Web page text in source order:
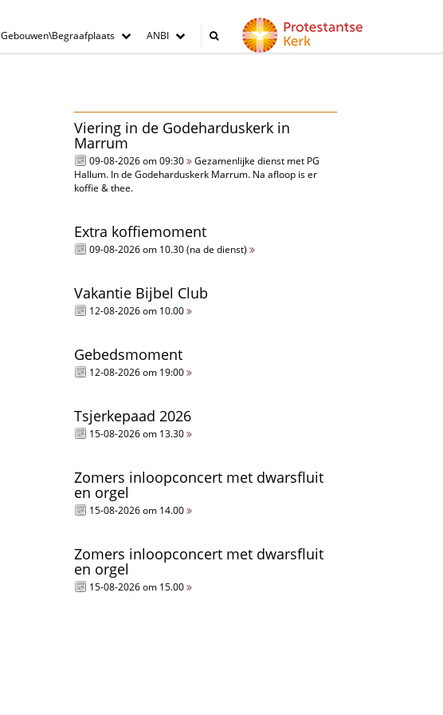
Gebouwen\Begraafplaats ANBI
Viering in de Godeharduskerk in
Marrum
09-08-2026 om 09:30 Gezamenlijke dienst met PG
Hallum. In de Godeharduskerk Marrum. Na afloop is er
koffie & thee.
Extra koffiemoment
09-08-2026 om 10.30 (na de dienst)
Vakantie Bijbel Club
12-08-2026 om 10.00
Gebedsmoment
12-08-2026 om 19:00
Tsjerkepaad 2026
15-08-2026 om 13.30
Zomers inloopconcert met dwarsfluit
en orgel
15-08-2026 om 14.00
Zomers inloopconcert met dwarsfluit
en orgel
15-08-2026 om 15.00